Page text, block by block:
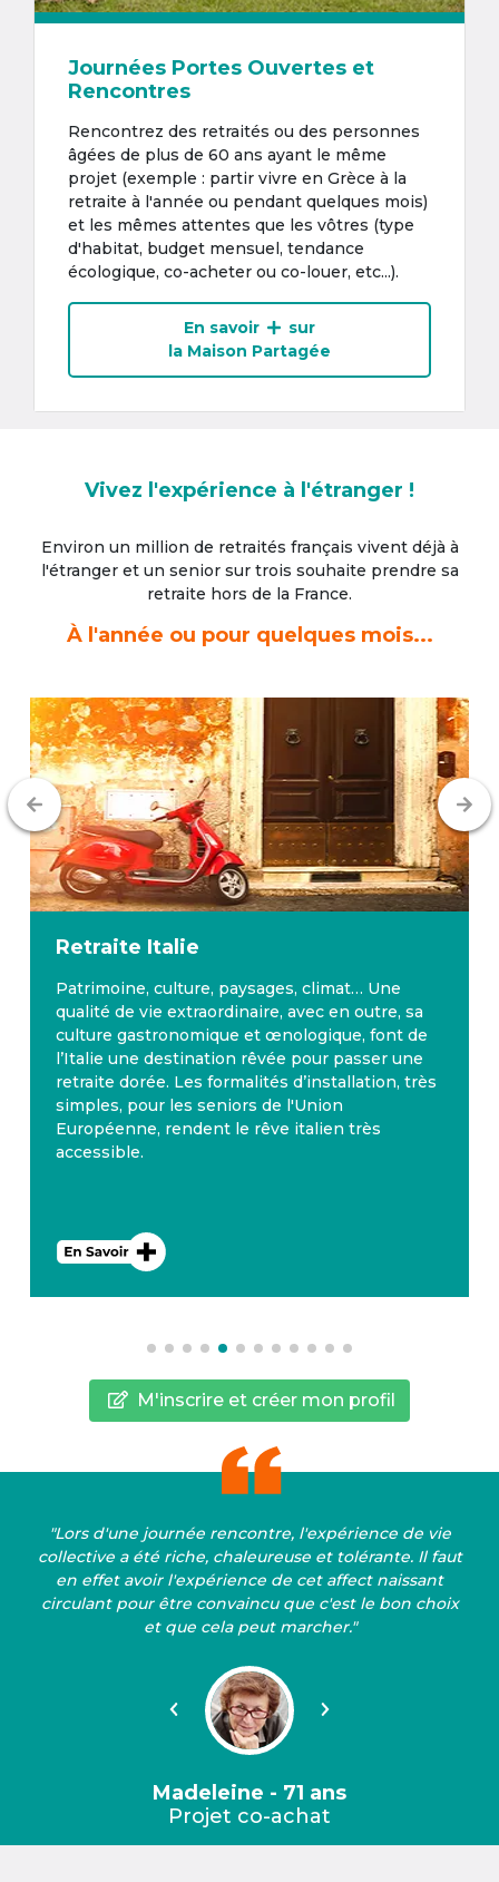
Journées Portes Ouvertes et
Rencontres
Rencontrez des retraités ou des personnes
âgées de plus de 60 ans ayant le même
projet (exemple : partir vivre en Grèce à la
retraite à l'année ou pendant quelques mois)
et les mêmes attentes que les vôtres (type
d'habitat, budget mensuel, tendance
écologique, co-acheter ou co-louer, etc...).
En savoir
sur
la Maison Partagée
Vivez l'expérience à l'étranger !
Environ un million de retraités français vivent déjà à
l'étrangeret un senior sur trois souhaite prendre sa
retraite hors de la France.
À l'année ou pour quelques mois...
RetraiteMalte
Malte bénéficie d’un climat avantageux toute
l’année, avec 300 jours d’ensoleillement par an.
La Valette à Malte, où plusieurs nationalités se
côtoient, apparaît dans les premiers rangs des
pays où il fait bon y passer sa retraite. D’ailleurs
Malte dispose également d’un système de
santé performant. L’anglais est la deuxième
langue nationale.
M'inscrire et créer mon profil
"Lors d'une journée rencontre, l'expérience de vie
collective a été riche, chaleureuse et tolérante. Il faut
en effet avoir l'expérience de cet affect naissant
circulant pour être convaincu que c'est le bon choix
et que cela peut marcher."
Précédent Suivant
Madeleine - 71 ans
Projet co-achat